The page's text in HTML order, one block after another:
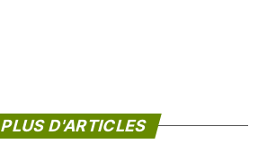
PLUS D'ARTICLES